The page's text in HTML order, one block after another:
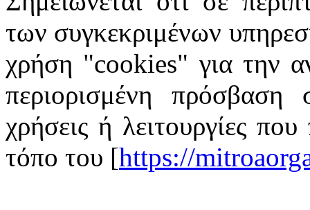
των συγκεκριμένων
χρήση "cookies" για την
περιορισμένη πρόσβαση
χρήσεις ή λειτουργίες
τόπο του [https://